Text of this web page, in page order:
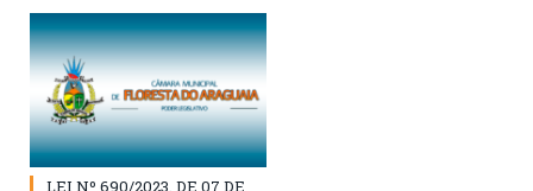
LEI Nº 690/2023, DE 07 DE